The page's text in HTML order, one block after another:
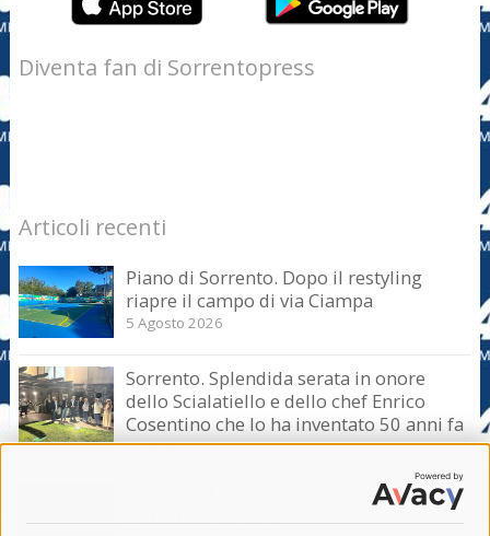
Diventa fan di Sorrentopress
Articoli recenti
Piano di Sorrento. Dopo il restyling
riapre il campo di via Ciampa
5 Agosto 2026
Sorrento. Splendida serata in onore
dello Scialatiello e dello chef Enrico
Cosentino che lo ha inventato 50 anni fa
5 Agosto 2026
Sorrento. Maurizio de Giovanni presenta
il suo ultimo libro